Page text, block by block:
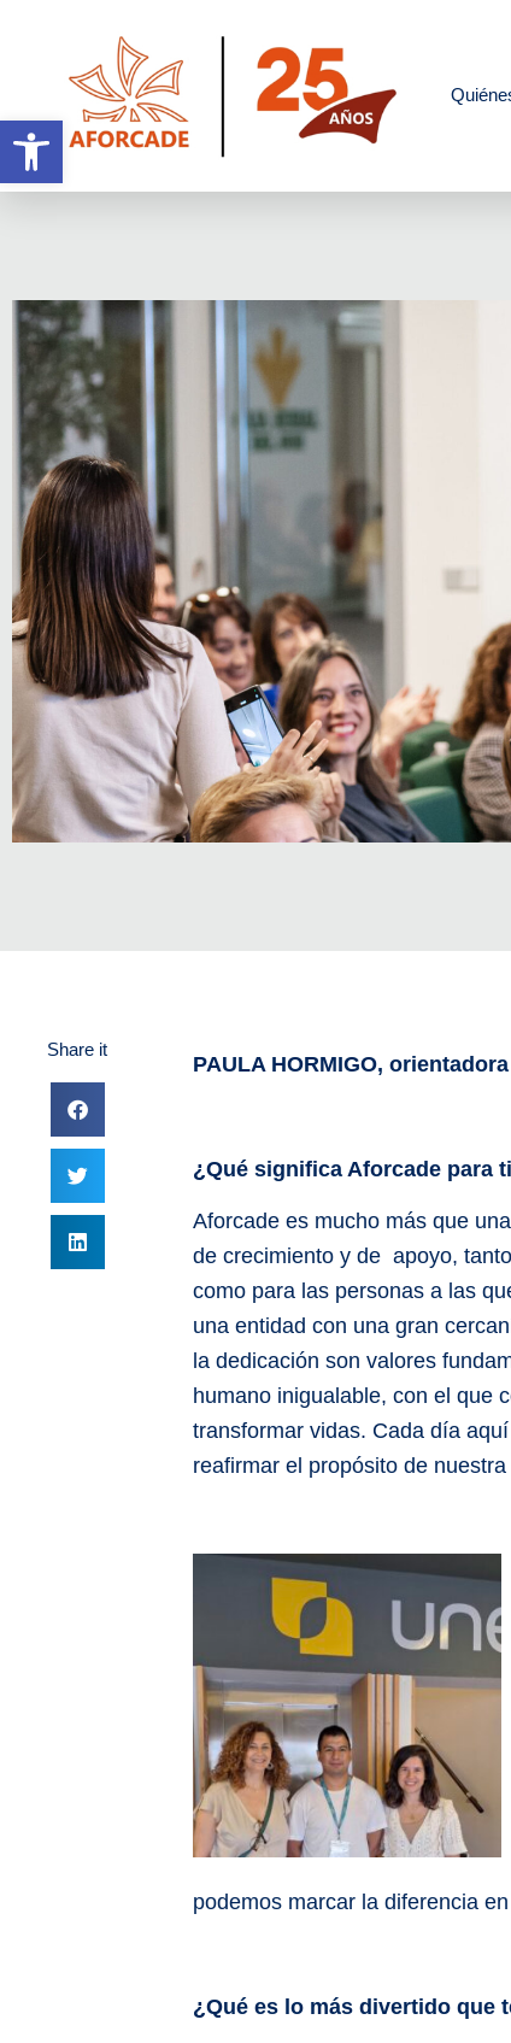
Abrir barra de herramientas
Share it
PAULA HORMIGO,
¿Qué significa Aforcade para
Aforcade es mucho más que
de crecimiento y de apoyo,
como para las personas a las
una entidad con una gran
la dedicación son valores
humano inigualable, con el que
transformar vidas. Cada día
reafirmar el propósito de nuestra
podemos marcar la diferencia
¿Qué es lo más divertido que